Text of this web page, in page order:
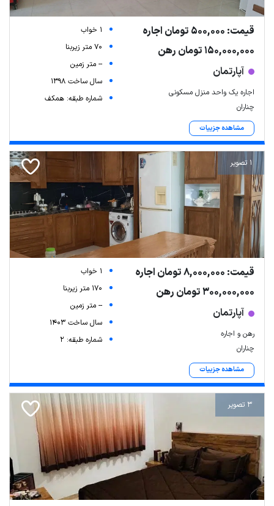
قیمت: 500,000 تومان اجاره
150,000,000 تومان رهن
آپارتمان
اجاره‌ یک واحد منزل مسکونی
چناران
مشاهده جزییات
1 خواب
70 متر زیربنا
-- متر زمین
سال ساخت 1398
شماره طبقه: همکف
1 تصویر
قیمت: 8,000,000 تومان اجاره
300,000,000 تومان رهن
آپارتمان
رهن و اجاره
چناران
مشاهده جزییات
1 خواب
170 متر زیربنا
-- متر زمین
سال ساخت 1403
شماره طبقه: 2
3 تصویر